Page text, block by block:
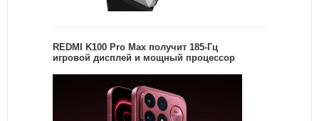
REDMI K100 Pro Max получит 185-Гц
игровой дисплей и мощный процессор